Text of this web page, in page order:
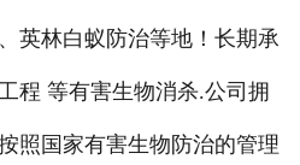
英林白蚁防治等地！长期承
程 等有害生物消杀.公司拥
照国家有害生物防治的管理